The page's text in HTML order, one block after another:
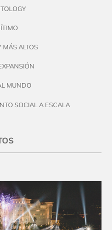
MÁS ALTOS
MUNDO
SOCIAL A ESCALA